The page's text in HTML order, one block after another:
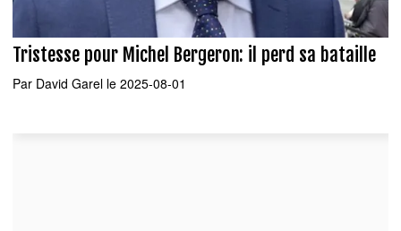
Tristesse pour Michel Bergeron: il perd sa bataille
Par David Garel le 2025-08-01